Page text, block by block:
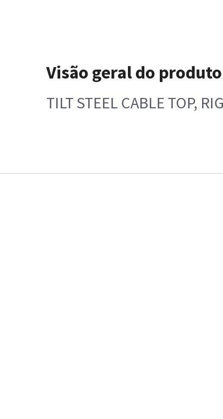
Visão geral do produto
TILT STEEL CABLE TOP,